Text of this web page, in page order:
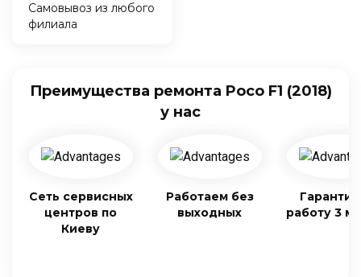
Самовывоз из любого
филиала
Преимущества ремонта Poco F1 (2018)
у нас
Сеть сервисных
центров по
Киеву
Работаем без
выходных
работу 3